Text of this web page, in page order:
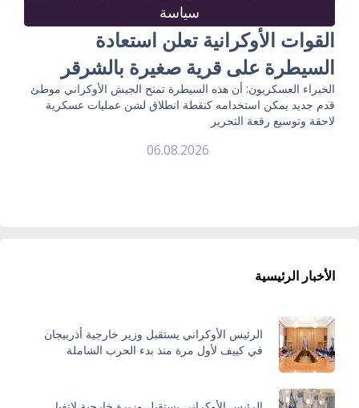
سياسة
القوات الأوكرانية تعلن استعادة
السيطرة على قرية صغيرة بالشرقر
الخبراء العسكريون: أن هذه السيطرة تمنح الجيش الأوكراني موطئ
قدم جديد يمكن استخدامه كنقطة انطلاق لشن عمليات عسكرية
لاحقة وتوسيع رقعة التحرير
06.08.2026
الأخبار الرئيسية
الرئيس الأوكراني يستقبل وزير خارجية أذربيجان
في كييف لأول مرة منذ بدء الحرب الشاملة